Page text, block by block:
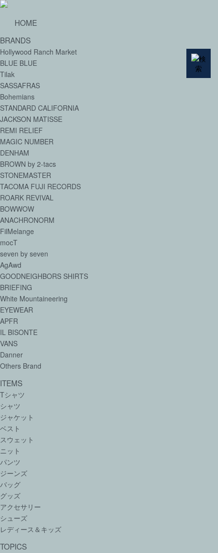
HOME
BRANDS
Hollywood Ranch Market
BLUE BLUE
Tilak
SASSAFRAS
Bohemians
STANDARD CALIFORNIA
JACKSON MATISSE
REMI RELIEF
MAGIC NUMBER
DENHAM
BROWN by 2-tacs
STONEMASTER
TACOMA FUJI RECORDS
ROARK REVIVAL
BOWWOW
ANACHRONORM
FilMelange
mocT
seven by seven
AgAwd
GOODNEIGHBORS SHIRTS
BRIEFING
White Mountaineering
EYEWEAR
APFR
IL BISONTE
VANS
Danner
Others Brand
ITEMS
Tシャツ
シャツ
ジャケット
ベスト
スウェット
ニット
パンツ
ジーンズ
バッグ
グッズ
アクセサリー
シューズ
レディース＆キッズ
TOPICS